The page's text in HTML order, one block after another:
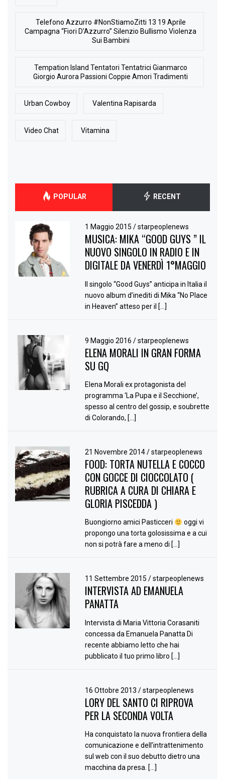
Telefono Azzurro #NonStiamoZitti 13 19 Aprile
Campagna “Fiori D’Azzurro” Silenzio Bullismo Violenza
Sui Bambini
Tempation Island Tentatori Tentatrici Gianmarco
Giorgio Aurora Passioni Coppie Amori Tradimenti
Urban Cowboy Valentina Rapisarda
Video Chat Vitamina
POPULAR RECENT
1 Maggio 2015/ starpeoplenews
MUSICA: MIKA “GOOD GUYS ” IL
NUOVO SINGOLO IN RADIO E IN
DIGITALE DA VENERDÌ 1°MAGGIO
Il singolo “Good Guys” anticipa in Italia il
nuovo album d’inediti di Mika “No Place
in Heaven” atteso per il […]
9 Maggio 2016/ starpeoplenews
ELENA MORALI IN GRAN FORMA
SU GQ
Elena Morali ex protagonista del
programma ‘La Pupa e il Secchione’,
spesso al centro del gossip, e soubrette
di Colorando, […]
21 Novembre 2014/ starpeoplenews
FOOD: TORTA NUTELLA E COCCO
CON GOCCE DI CIOCCOLATO (
RUBRICA A CURA DI CHIARA E
GLORIA PISCEDDA )
Buongiorno amici Pasticceri
oggi vi
propongo una torta golosissima e a cui
non si potrà fare a meno di […]
11 Settembre 2015/ starpeoplenews
INTERVISTA AD EMANUELA
PANATTA
Intervista di Maria Vittoria Corasaniti
concessa da Emanuela Panatta Di
recente abbiamo letto che hai
pubblicato il tuo primo libro […]
16 Ottobre 2013/ starpeoplenews
LORY DEL SANTO CI RIPROVA
PER LA SECONDA VOLTA
Ha conquistato la nuova frontiera della
comunicazione e dell’intrattenimento
sul web con il suo debutto dietro una
macchina da presa. […]